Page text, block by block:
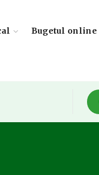
Bugetul online